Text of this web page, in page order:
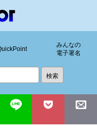
みんなの
電子署名